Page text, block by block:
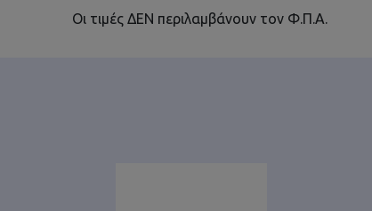
Οι τιμές ΔΕΝ περιλαμβάνουν τον Φ.Π.Α.